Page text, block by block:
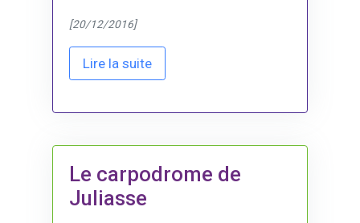
[20/12/2016]
Lire la suite
Le carpodrome de
Juliasse